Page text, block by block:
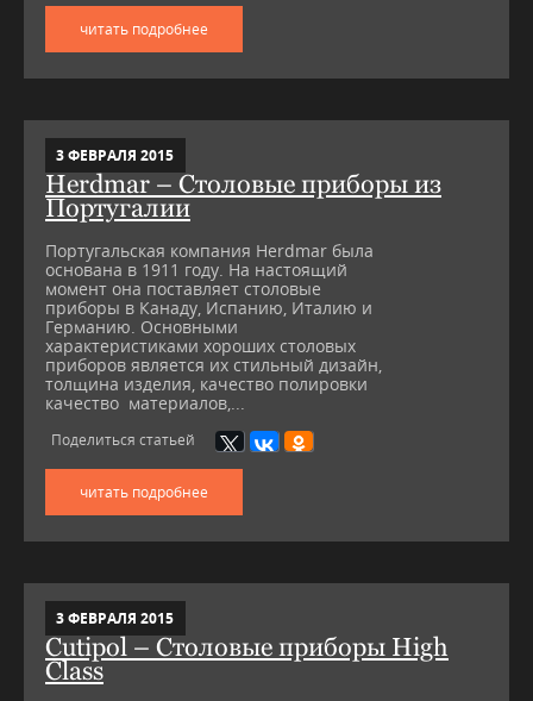
читать подробнее
3 ФЕВРАЛЯ 2015
Herdmar – Столовые приборы из
Португалии
Португальская компания Herdmar была
основана в 1911 году. На настоящий
момент она поставляет столовые
приборы в Канаду, Испанию, Италию и
Германию. Основными
характеристиками хороших столовых
приборов является их стильный дизайн,
толщина изделия, качество полировки
качество материалов,...
Поделиться статьей
читать подробнее
3 ФЕВРАЛЯ 2015
Cutipol – Столовые приборы High
Class